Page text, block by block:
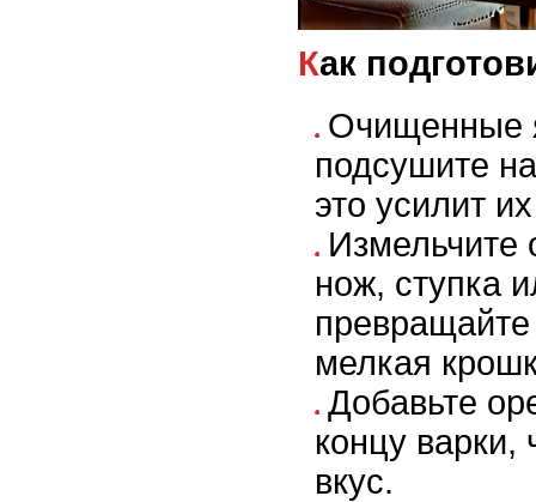
Как
Очищенные
подсушите
это усилит
Измельчите
нож, ступка
мелкая
Добавьте
концу варки,
вкус.